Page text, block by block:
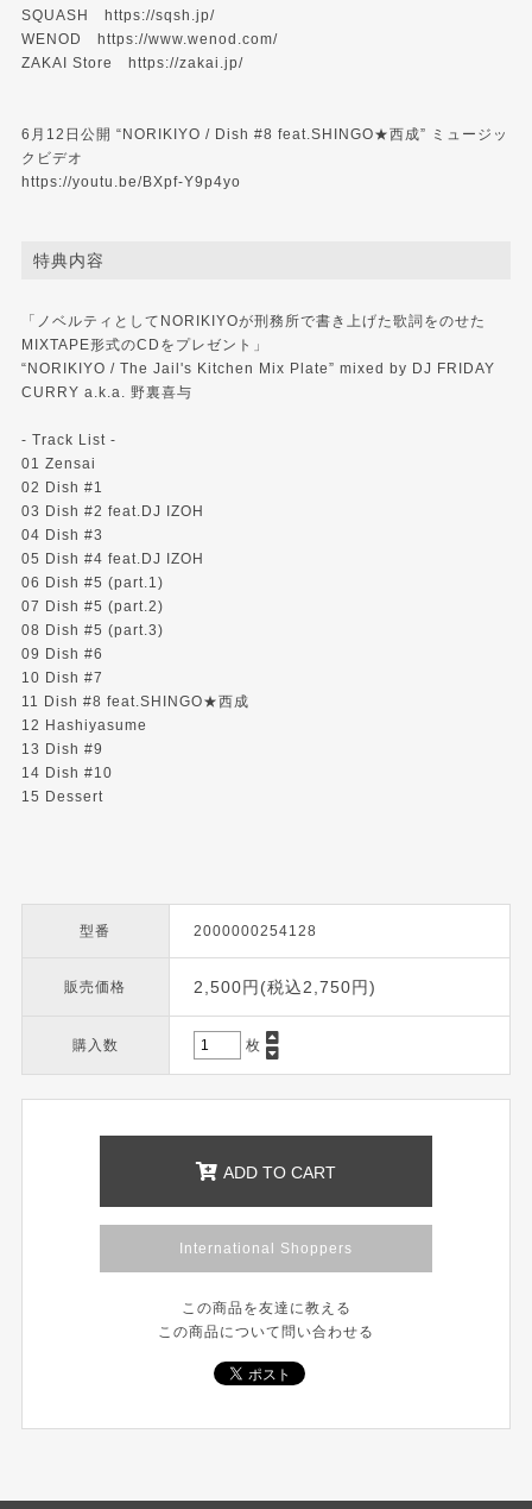
SQUASH
https://sqsh.jp/
WENOD
https://www.wenod.com/
ZAKAI Store
https://zakai.jp/
6月12日公開 “NORIKIYO / Dish #8 feat.SHINGO★西成” ミュージッ
クビデオ
https://youtu.be/BXpf-Y9p4yo
特典内容
「ノベルティとしてNORIKIYOが刑務所で書き上げた歌詞をのせた
MIXTAPE形式のCDをプレゼント」
“NORIKIYO / The Jail's Kitchen Mix Plate” mixed by DJ FRIDAY
CURRY a.k.a. 野裏喜与
- Track List -
01 Zensai
02 Dish #1
03 Dish #2 feat.DJ IZOH
04 Dish #3
05 Dish #4 feat.DJ IZOH
06 Dish #5 (part.1)
07 Dish #5 (part.2)
08 Dish #5 (part.3)
09 Dish #6
10 Dish #7
11 Dish #8 feat.SHINGO★西成
12 Hashiyasume
13 Dish #9
14 Dish #10
15 Dessert
型番 2000000254128
販売価格 2,500円(税込2,750円)
購入数 枚
ADD TO CART
International Shoppers
この商品を友達に教える
この商品について問い合わせる